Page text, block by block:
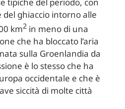
ghiaccio intorno alle
km2in meno di una
che ha bloccato l’aria
sulla Groenlandia da
è lo stesso che ha
occidentale e che è
siccità di molte città